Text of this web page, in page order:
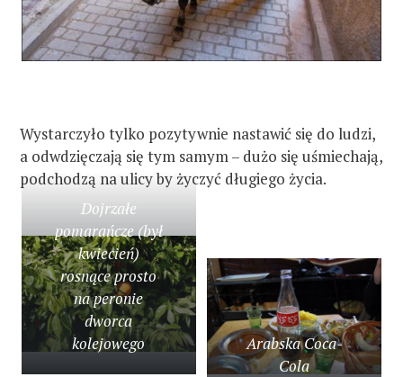
Wystarczyło tylko pozytywnie nastawić się do ludzi,
a odwdzięczają się tym samym – dużo się uśmiechają,
podchodzą na ulicy by życzyć długiego życia.
Dojrzałe
pomarańcze (był
kwiecień)
rosnące prosto
na peronie
dworca
kolejowego
Arabska Coca-
Cola